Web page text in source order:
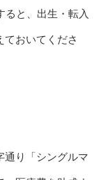
ると、出生・転入
ておいてくださ
通り「シングルマ